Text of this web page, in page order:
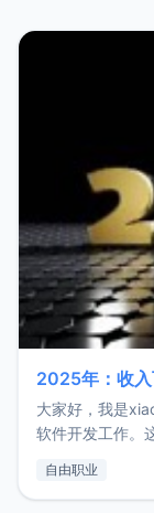
2025年：收
大家好，我是
软件开发工作。
收入下降20%
自由职业